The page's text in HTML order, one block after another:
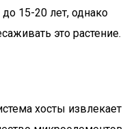
15-20 лет, однако
это растение.
хосты извлекает